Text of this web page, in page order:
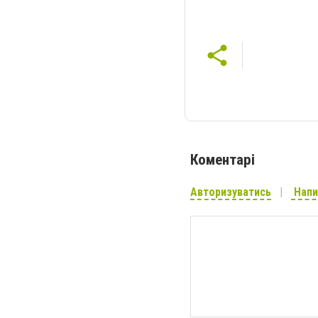
Коментарі
Авторизуватись